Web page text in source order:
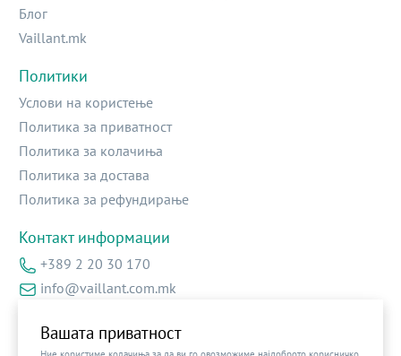
Вашата приватност
Блог
Vaillant.mk
Политики
Услови на користење
Политика за приватност
Политика за колачиња
Политика за достава
Политика за рефундирање
Контакт информации
+389 2 20 30 170
info@vaillant.com.mk